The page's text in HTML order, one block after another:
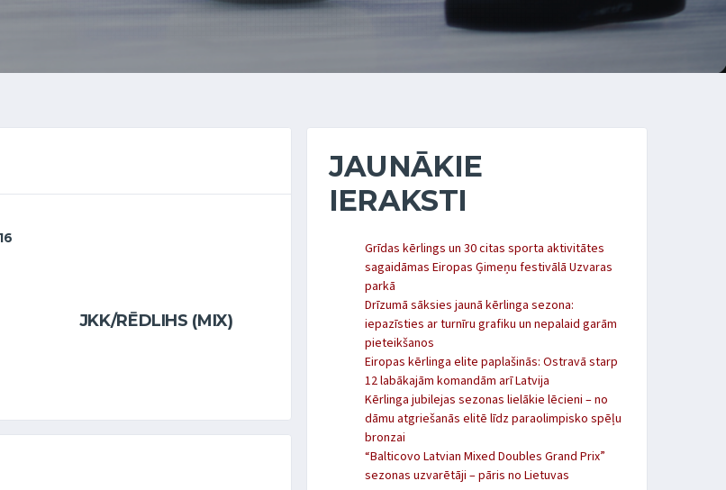
JKK/RĒDLIHS (MIX)
JAUNĀKIE
IERAKSTI
Grīdas kērlings un 30 citas sporta aktivitātes
sagaidāmas Eiropas Ģimeņu festivālā Uzvaras
parkā
Drīzumā sāksies jaunā kērlinga sezona:
iepazīsties ar turnīru grafiku un nepalaid garām
pieteikšanos
Eiropas kērlinga elite paplašinās: Ostravā starp
12 labākajām komandām arī Latvija
Kērlinga jubilejas sezonas lielākie lēcieni – no
dāmu atgriešanās elitē līdz paraolimpisko spēļu
bronzai
“Balticovo Latvian Mixed Doubles Grand Prix”
sezonas uzvarētāji – pāris no Lietuvas